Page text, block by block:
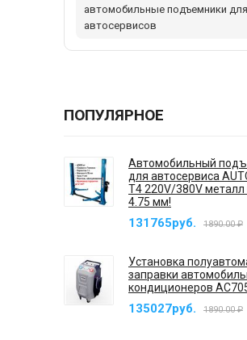
автомобильные подъемники для
автосервисов
ПОПУЛЯРНОЕ
Автомобильный
для автосервиса
T4 220V/380V металл
4.75 мм!
131765руб. 1890.00 ₽
Установка
заправки
кондиционеров
135027руб. 1890.00 ₽